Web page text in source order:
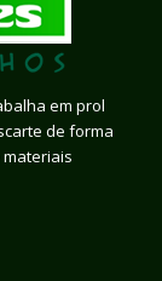
em prol
de forma